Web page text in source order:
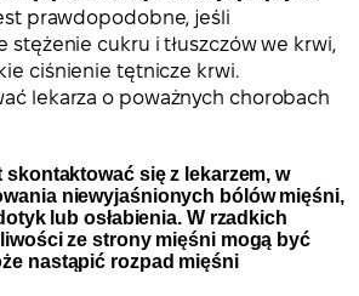
prawdopodobne, jeśli
stężenie cukru i tłuszczów we krwi,
ciśnienie tętnicze krwi.
lekarza o poważnych chorobach
skontaktować się z lekarzem, w
niewyjaśnionych bólów mięśni,
lub osłabienia. W rzadkich
ze strony mięśni mogą być
nastąpić rozpad mięśni